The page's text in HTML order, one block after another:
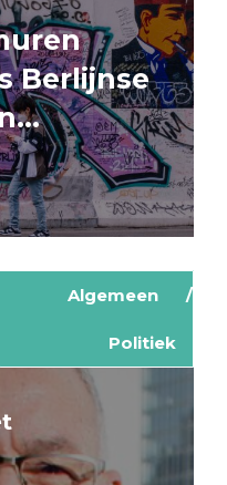
Berlijnse
Algemeen
Politiek